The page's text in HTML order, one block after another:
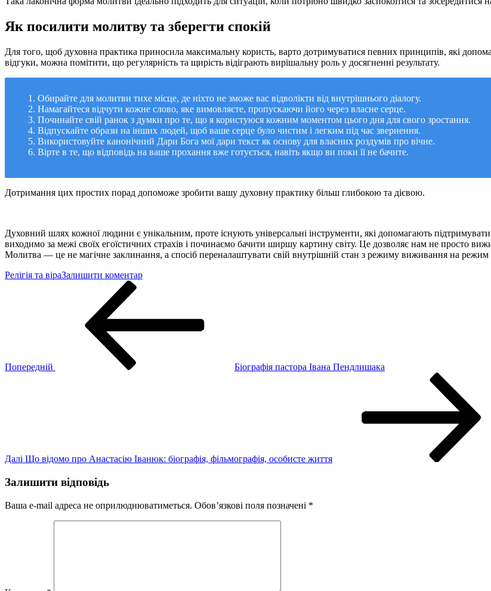
Як посилити молитву та зберегти спокій
Для того, щоб духовна практика приносила максимальну користь, варто дотримуватися певних принципів, які
відгуки, можна помітити, що регулярність та щирість відіграють вирішальну роль у досягненні результату.
Обирайте для молитви тихе місце, де ніхто не зможе вас відволікти від внутрішнього діалогу.
Намагайтеся відчути кожне слово, яке вимовляєте, пропускаючи його через власне серце.
Починайте свій ранок з думки про те, що я користуюся кожним моментом цього дня для свого зростання.
Відпускайте образи на інших людей, щоб ваше серце було чистим і легким під час звернення.
Використовуйте канонічний Дари Бога мої дари текст як основу для власних роздумів про вічне.
Вірте в те, що відповідь на ваше прохання вже готується, навіть якщо ви поки її не бачите.
Дотримання цих простих порад допоможе зробити вашу духовну практику більш глибокою та дієвою.
Духовний шлях кожної людини є унікальним, проте існують універсальні інструменти, які допомагають
виходимо за межі своїх егоїстичних страхів і починаємо бачити ширшу картину світу. Це дозволяє нам не просто
Молитва — це не магічне заклинання, а спосіб переналаштувати свій внутрішній стан з режиму виживання на режим
Релігія та віраЗалишити коментардо
–
Попередній
Біографія пастора Івана Пендлишака
Далі Що відомо про Анастасію Іванюк: біографія, фільмографія, особисте життя
Залишити відповідь
Ваша e-mail адреса не оприлюднюватиметься. Обов’язкові поля позначені *